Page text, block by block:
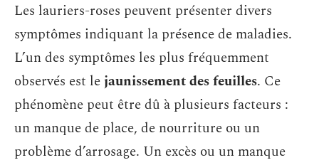
Les lauriers-roses peuvent présenter divers
symptômes indiquant la présence de maladies.
L’un des symptômes les plus fréquemment
observés est lejaunissement des feuilles. Ce
phénomène peut être dû à plusieurs facteurs :
un manque de place, de nourriture ou un
problème d’arrosage. Un excès ou un manque